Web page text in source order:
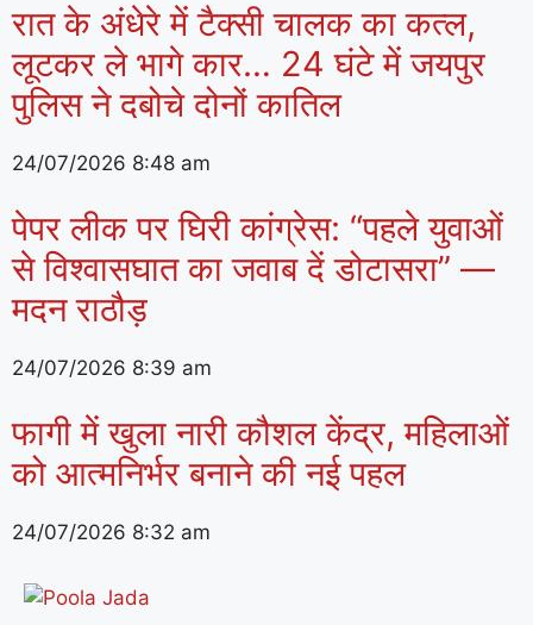
रात के अंधेरे में टैक्सी चालक का कत्ल,
लूटकर ले भागे कार… 24 घंटे में जयपुर
पुलिस ने दबोचे दोनों कातिल
24/07/2026 8:48 am
पेपर लीक पर घिरी कांग्रेस: “पहले युवाओं
से विश्वासघात का जवाब दें डोटासरा” —
मदन राठौड़
24/07/2026 8:39 am
फागी में खुला नारी कौशल केंद्र, महिलाओं
को आत्मनिर्भर बनाने की नई पहल
24/07/2026 8:32 am